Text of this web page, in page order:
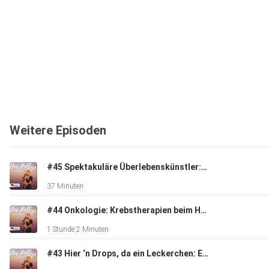
Weitere Episoden
#45 Spektakuläre Überlebenskünstler: Reptilien
37 Minuten
#44 Onkologie: Krebstherapien beim Haustier
1 Stunde 2 Minuten
#43 Hier ‘n Drops, da ein Leckerchen: Ergänzungsfuttermittel